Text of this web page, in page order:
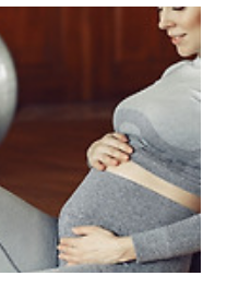
4g, 녹용(鹿茸) 4g ■ 만드
를 붓고, 반으로 줄 때까지
으며 3~4일 정도 복용한다.
(發育)이 미숙하여 질병(疾
룡탕(歸龍湯)은 밥..